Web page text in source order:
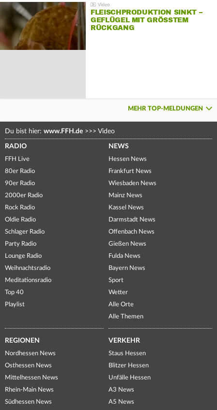
FLEISCHPRODUKTION SINKT –
GEFLÜGEL MIT GRÖSSTEM R
ÜCKGANG
MEHR TOP-MELDUNGEN
Du bist hier: www.FFH.de >>> Video
RADIO
FFH Live
80er Radio
90er Radio
2000er Radio
Rock Radio
Oldie Radio
Schlager Radio
Party Radio
Lounge Radio
Weihnachtsradio
Meditationsradio
Top 40
Playlist
NEWS
Hessen News
Frankfurt News
Wiesbaden News
Mainz News
Kassel News
Darmstadt News
Offenbach News
Gießen News
Fulda News
Bayern News
Sport
Wetter
Alle Orte
Alle Themen
REGIONEN
Nordhessen News
Osthessen News
Mittelhessen News
Rhein-Main News
Südhessen News
VERKEHR
Staus Hessen
Blitzer Hessen
Unfälle Hessen
A3 News
A5 News